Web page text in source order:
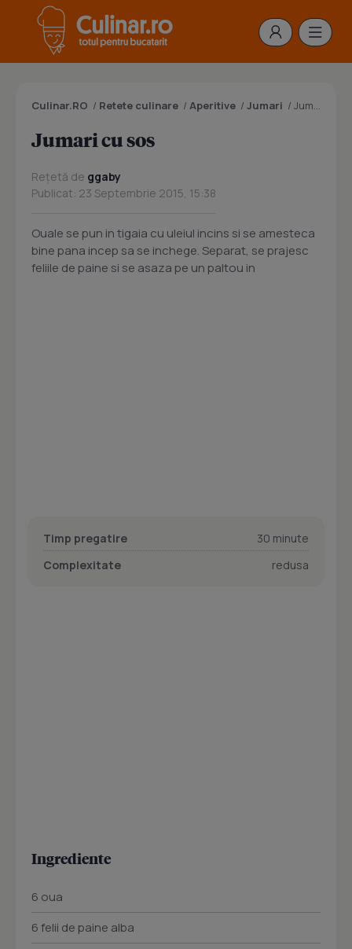
Culinar.RO / Retete culinare / Aperitive / Jumari / Jumari cu sos
Jumari cu sos
Rețetă de ggaby
Publicat: 23 Septembrie 2015, 15:38
Ouale se pun in tigaia cu uleiul incins si se amesteca
bine pana incep sa se inchege. Separat, se prajesc
feliile de paine si se asaza pe un paltou in
Timp pregatire
30 minute
Complexitate
redusa
Ingrediente
6 oua
6 felii de paine alba